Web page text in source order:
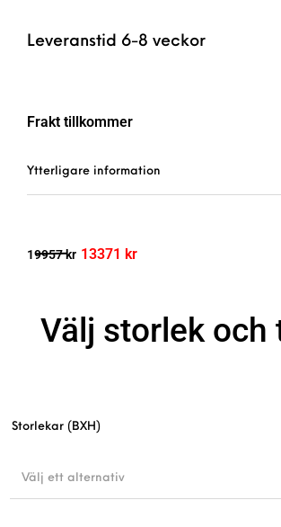
Leveranstid 6-8 veckor
Frakt tillkommer
Ytterligare information
19957kr 13371 kr
Välj storlek och
Storlekar (BXH)
Välj ett alternativ